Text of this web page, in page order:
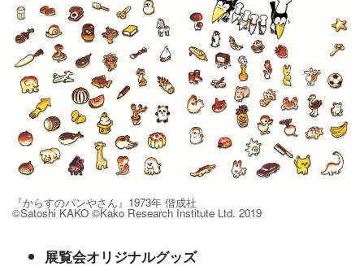
『からすのパンやさん』1973年 偕成社
©Satoshi KAKO ©Kako Research Institute Ltd. 2019
展覧会オリジナルグッズ